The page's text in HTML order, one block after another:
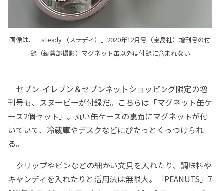
画像は、「steady.（ステディ）」2020年12月号（宝島社）増刊号の付
録（編集部撮影）マグネット缶以外は付録に含まれない
セブン-イレブン＆セブンネットショッピング限定の増
刊号も、スヌーピーが付録だ。こちらは「マグネット缶ケ
ース2個セット」。丸い缶ケースの裏面にマグネットが付
いていて、冷蔵庫やデスクなどにぴたっとくっつけられ
る。
クリップやピンなどの細かい文具を入れたり、調味料や
キャンディを入れたりと活用法は無限大。「PEANUTS」7